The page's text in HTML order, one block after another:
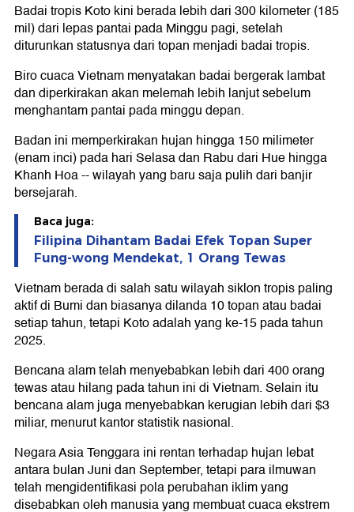
Badai tropis Koto kini berada lebih dari 300 kilometer (185
mil) dari lepas pantai pada Minggu pagi, setelah
diturunkan statusnya dari topan menjadi badai tropis.
Biro cuaca Vietnam menyatakan badai bergerak lambat
dan diperkirakan akan melemah lebih lanjut sebelum
menghantam pantai pada minggu depan.
Badan ini memperkirakan hujan hingga 150 milimeter
(enam inci) pada hari Selasa dan Rabu dari Hue hingga
Khanh Hoa -- wilayah yang baru saja pulih dari banjir
bersejarah.
Baca juga:
Filipina Dihantam Badai Efek Topan Super
Fung-wong Mendekat, 1 Orang Tewas
Vietnam berada di salah satu wilayah siklon tropis paling
aktif di Bumi dan biasanya dilanda 10 topan atau badai
setiap tahun, tetapi Koto adalah yang ke-15 pada tahun
2025.
Bencana alam telah menyebabkan lebih dari 400 orang
tewas atau hilang pada tahun ini di Vietnam. Selain itu
bencana alam juga menyebabkan kerugian lebih dari $3
miliar, menurut kantor statistik nasional.
Negara Asia Tenggara ini rentan terhadap hujan lebat
antara bulan Juni dan September, tetapi para ilmuwan
telah mengidentifikasi pola perubahan iklim yang
disebabkan oleh manusia yang membuat cuaca ekstrem